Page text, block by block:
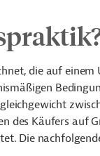
die auf einem
des Käufers auf
Die